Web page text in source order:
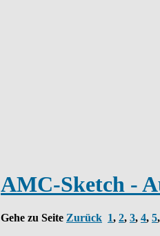
AMC-Sketch -
Gehe zu Seite Zurück 1, 2, 3, 4, 5